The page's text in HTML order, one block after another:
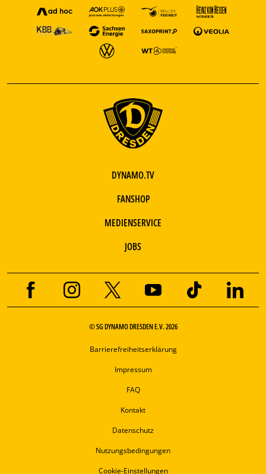
DYNAMO.TV
FANSHOP
MEDIENSERVICE
JOBS
© SG DYNAMO DRESDEN E.V. 2026
Barrierefreiheitserklärung
Impressum
FAQ
Kontakt
Datenschutz
Nutzungsbedingungen
Cookie-Einstellungen